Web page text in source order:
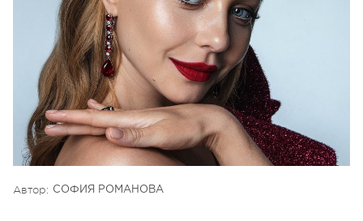
Автор: СОФИЯ РОМАНОВА